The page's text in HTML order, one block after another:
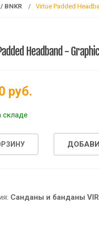
BNKR / Virtue Padded
Headband -
руб.
складе
Санданы и банданы